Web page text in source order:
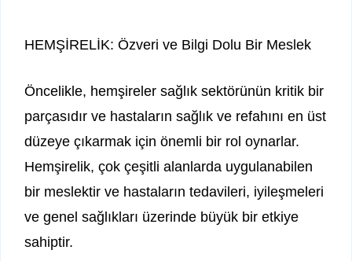
HEMŞİRELİK: Özveri ve Bilgi Dolu Bir Meslek
Öncelikle, hemşireler sağlık sektörünün kritik bir
parçasıdır ve hastaların sağlık ve refahını en üst
düzeye çıkarmak için önemli bir rol oynarlar.
Hemşirelik, çok çeşitli alanlarda uygulanabilen
bir meslektir ve hastaların tedavileri, iyileşmeleri
ve genel sağlıkları üzerinde büyük bir etkiye
sahiptir.